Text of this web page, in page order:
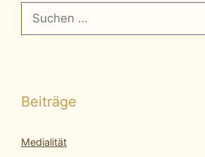
nach:
Beiträge
Medialität